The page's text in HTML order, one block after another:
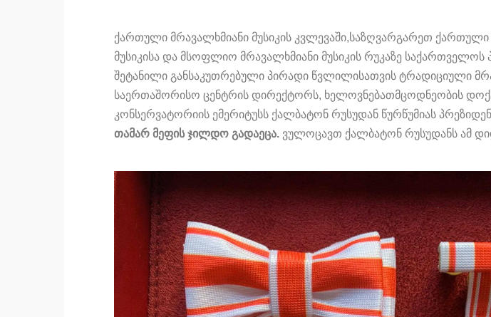
ქართული მრავალხმიანი მუსიკის კვლევაში,საზღვარგარეთ ქართული
მუსიკისა და მსოფლიო მრავალხმიანი მუსიკის რუკაზე საქართველოს
შეტანილი განსაკუთრებული პირადი წვლილისათვის ტრადიციული
საერთაშორისო ცენტრის დირექტორს, ხელოვნებათმცოდნეობის
კონსერვატორიის ემერიტუსს ქალბატონ რუსუდან წურწუმიას
თამარ მეფის ჯილდო გადაეცა. ვულოცავთ ქალბატონ რუსუდანს ამ